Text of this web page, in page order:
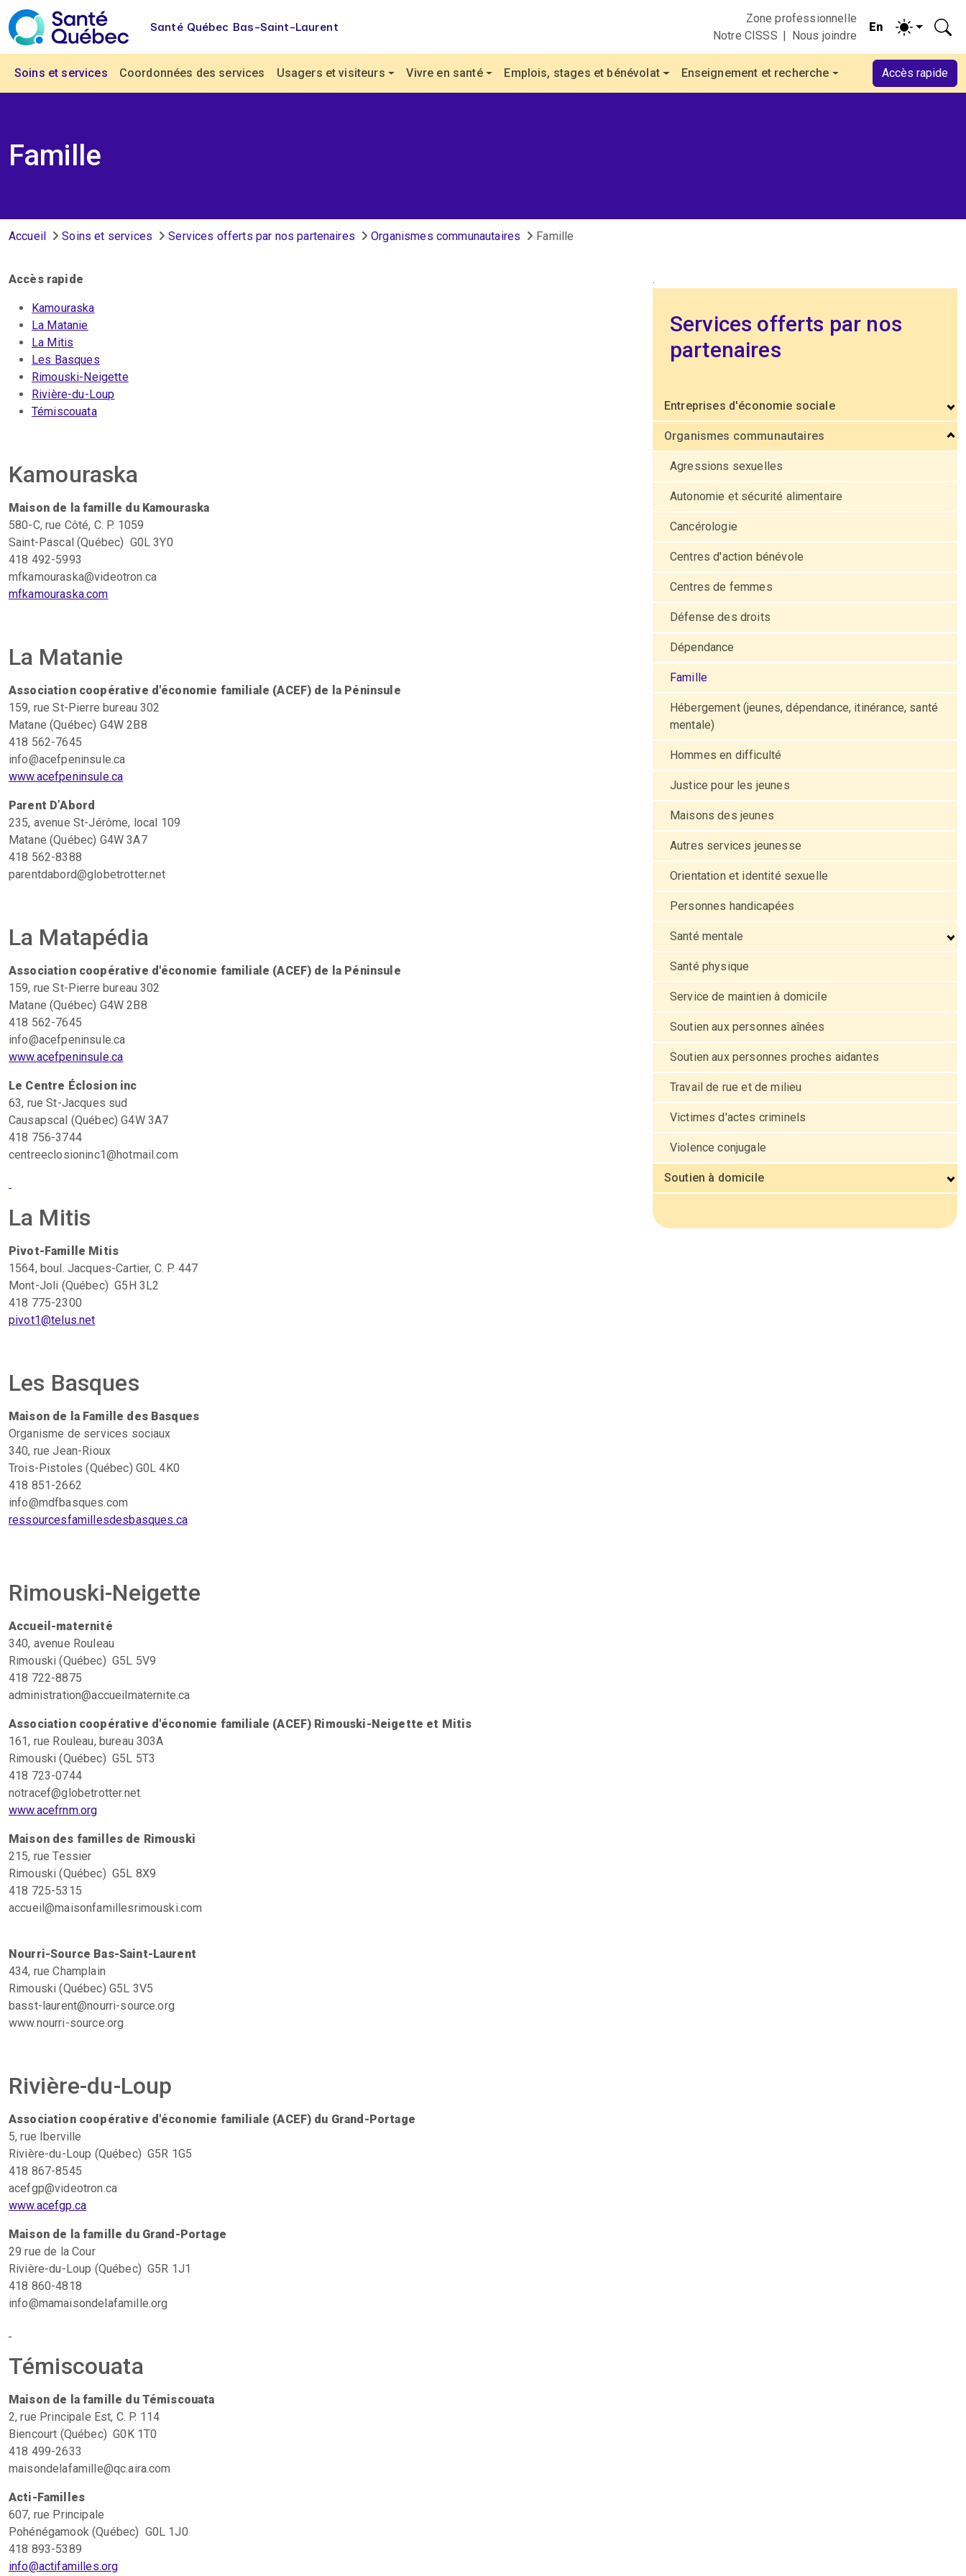
Aller au contenu principal
Santé Québec Bas-Saint-Laurent
Zone professionnelle
Notre CISSS
Nous joindre
Navigation principale
Soins et services Coordonnées des services Usagers et visiteurs Vivre en santé Emplois, stages et bénévolat Enseignement et recherche Accès rapide
Famille
Fil d'Ariane
Accueil Soins et services Services offerts par nos partenaires Organismes communautaires Famille
Accès rapide
Kamouraska
La Matanie
La Mitis
Les Basques
Rimouski-Neigette
Rivière-du-Loup
Témiscouata
Kamouraska
Maison de la famille du Kamouraska
580-C, rue Côté, C. P. 1059
Saint-Pascal (Québec) G0L 3Y0
418 492-5993
mfkamouraska@videotron.ca
mfkamouraska.com
La Matanie
Association coopérative d'économie familiale (ACEF) de la Péninsule
159, rue St-Pierre bureau 302
Matane (Québec) G4W 2B8
418 562-7645
info@acefpeninsule.ca
www.acefpeninsule.ca
Parent D’Abord
235, avenue St-Jérôme, local 109
Matane (Québec) G4W 3A7
418 562-8388
parentdabord@globetrotter.net
La Matapédia
Association coopérative d'économie familiale (ACEF) de la Péninsule
159, rue St-Pierre bureau 302
Matane (Québec) G4W 2B8
418 562-7645
info@acefpeninsule.ca
www.acefpeninsule.ca
Le Centre Éclosion inc
63, rue St-Jacques sud
Causapscal (Québec) G4W 3A7
418 756-3744
centreeclosioninc1@hotmail.com
La Mitis
Pivot-Famille Mitis
1564, boul. Jacques-Cartier, C. P. 447
Mont-Joli (Québec) G5H 3L2
418 775-2300
pivot1@telus.net
Les Basques
Maison de la Famille des Basques
Organisme de services sociaux
340, rue Jean-Rioux
Trois-Pistoles (Québec) G0L 4K0
418 851-2662
info@mdfbasques.com
ressourcesfamillesdesbasques.ca
Rimouski-Neigette
Accueil-maternité
340, avenue Rouleau
Rimouski (Québec) G5L 5V9
418 722-8875
administration@accueilmaternite.ca
Association coopérative d'économie familiale (ACEF) Rimouski-Neigette et Mitis
161, rue Rouleau, bureau 303A
Rimouski (Québec) G5L 5T3
418 723-0744
notracef@globetrotter.net
www.acefrnm.org
Maison des familles de Rimouski
215, rue Tessier
Rimouski (Québec) G5L 8X9
418 725-5315
accueil@maisonfamillesrimouski.com
Nourri-Source Bas-Saint-Laurent
434, rue Champlain
Rimouski (Québec) G5L 3V5
basst-laurent@nourri-source.org
www.nourri-source.org
Rivière-du-Loup
Association coopérative d'économie familiale (ACEF) du Grand-Portage
5, rue Iberville
Rivière-du-Loup (Québec) G5R 1G5
418 867-8545
acefgp@videotron.ca
www.acefgp.ca
Maison de la famille du Grand-Portage
29 rue de la Cour
Rivière-du-Loup (Québec) G5R 1J1
418 860-4818
info@mamaisondelafamille.org
Témiscouata
Maison de la famille du Témiscouata
2, rue Principale Est, C. P. 114
Biencourt (Québec) G0K 1T0
418 499-2633
maisondelafamille@qc.aira.com
Acti-Familles
607, rue Principale
Pohénégamook (Québec) G0L 1J0
418 893-5389
info@actifamilles.org
.
Services offerts par nos
partenaires
Entreprises d'économie sociale
Organismes communautaires
Agressions sexuelles
Autonomie et sécurité alimentaire
Cancérologie
Centres d'action bénévole
Centres de femmes
Défense des droits
Dépendance
Famille
Hébergement (jeunes, dépendance, itinérance, santé
mentale)
Hommes en difficulté
Justice pour les jeunes
Maisons des jeunes
Autres services jeunesse
Orientation et identité sexuelle
Personnes handicapées
Santé mentale
Santé physique
Service de maintien à domicile
Soutien aux personnes aînées
Soutien aux personnes proches aidantes
Travail de rue et de milieu
Victimes d'actes criminels
Violence conjugale
Soutien à domicile